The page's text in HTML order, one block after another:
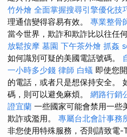
竹外燴 全面掌握搜尋引擎優化技
理通信變得容易有效。 專業整骨
當今世界，欺詐和欺詐比以往任
放鬆按摩 墓園 下午茶外燴 抓姦
如何識別可疑的美國電話號碼。
一小時多少錢 律師 白蟻 即使您
的電話，或者只是想保持安全。
碼，則可以避免麻煩。 網路行銷
證宜蘭 一些國家可能會禁用一些
欺詐或濫用。 專屬台北會計事務
非您使用特殊服務，否則請致電-